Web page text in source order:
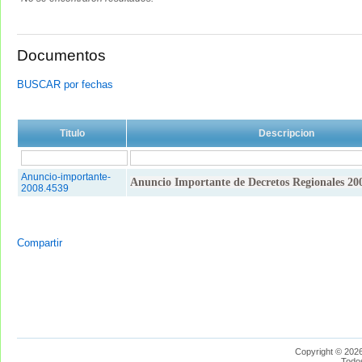
Documentos
BUSCAR por fechas
Titulo Descripcion
Anuncio-importante-
2008.4539
Anuncio Importante de Decretos Regionales
Compartir
Copyright ©